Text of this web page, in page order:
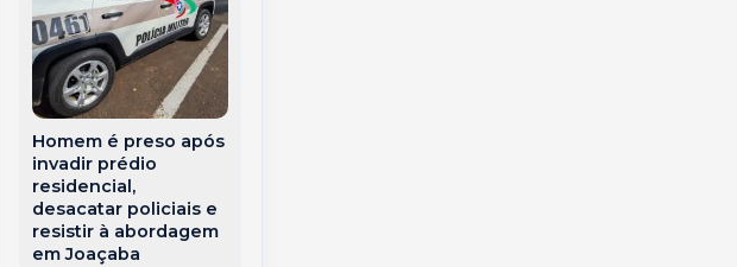
Homem é preso após
invadir prédio
residencial,
desacatar policiais e
resistir à abordagem
em Joaçaba